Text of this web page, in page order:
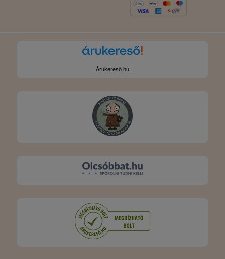
Árukereső.hu